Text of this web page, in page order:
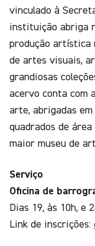
vinculado à
instituição abriga
produção artística
de artes visuais,
grandiosas
acervo conta com
arte, abrigadas
quadrados de
maior museu de
Serviço
Oficina de
Dias 19, às 10h, e
Link de inscrições: